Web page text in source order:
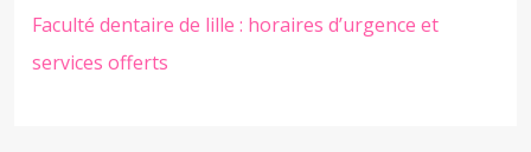
Faculté dentaire de lille : horaires d’urgence et
services offerts